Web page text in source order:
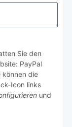
Sie den
PayPal
können die
Icon links
und